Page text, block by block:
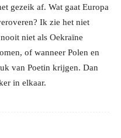
gezeik af. Wat gaat Europa
Ik zie het niet
niet als Oekraïne
of wanneer Polen en
van Poetin krijgen. Dan
in elkaar.